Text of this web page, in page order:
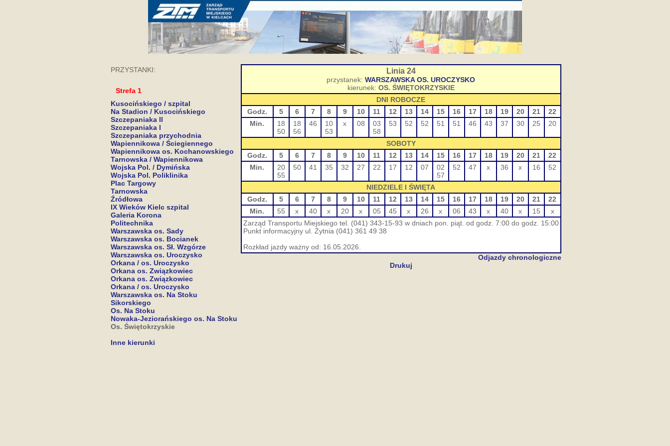
PRZYSTANKI:
Strefa 1
Kusocińskiego / szpital
Na Stadion / Kusocińskiego
Szczepaniaka II
Szczepaniaka I
Szczepaniaka przychodnia
Wapiennikowa / Ściegiennego
Wapiennikowa os. Kochanowskiego
Tarnowska / Wapiennikowa
Wojska Pol. / Dymińska
Wojska Pol. Poliklinika
Plac Targowy
Tarnowska
Źródłowa
IX Wieków Kielc szpital
Galeria Korona
Politechnika
Warszawska os. Sady
Warszawska os. Bocianek
Warszawska os. Sł. Wzgórze
Warszawska os. Uroczysko
Orkana / os. Uroczysko
Orkana os. Związkowiec
Orkana os. Związkowiec
Orkana / os. Uroczysko
Warszawska os. Na Stoku
Sikorskiego
Os. Na Stoku
Nowaka-Jeziorańskiego os. Na Stoku
Os. Świętokrzyskie
Inne kierunki
Linia 24
przystanek: WARSZAWSKA OS. UROCZYSKO
kierunek: OS. ŚWIĘTOKRZYSKIE
DNI ROBOCZE
Godz.
5 6 7 8 9 10 11 12 13 14 15 16 17 18 19 20 21
22
Min.
18
50
18
56
46
10
53
x 08
03
58
53 52 52 51 51 46 43 37 30 25 20
SOBOTY
Godz.
5 6 7 8 9 10 11 12 13 14 15 16 17 18 19 20 21
22
Min.
20
55
50 41 35 32 27 22 17 12 07
02
57
52 47 x 36 x 16 52
NIEDZIELE I ŚWIĘTA
Godz.
5 6 7 8 9 10 11 12 13 14 15 16 17 18 19 20 21
22
Min.
55 x 40 x 20 x 05 45 x 26 x 06 43 x 40 x 15
x
Zarząd Transportu Miejskiego tel. (041) 343-15-93 w dniach pon. piąt. od godz. 7:00 do godz. 15:00
Punkt informacyjny ul. Żytnia (041) 361 49 38
Rozkład jazdy ważny od: 16.05.2026.
Odjazdy chronologiczne
Drukuj